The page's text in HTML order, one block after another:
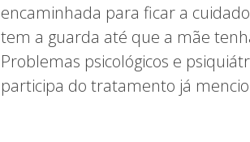
encaminhada para ficar a
tem a guarda até que a mãe
Problemas psicológicos e
participa do tratamento já